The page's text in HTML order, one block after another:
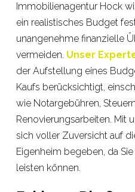
Immobilienagentur Hock
ein realistisches Budget
unangenehme finanzielle
vermeiden. Unser
der Aufstellung eines
Kaufs berücksichtigt,
wie Notargebühren,
Renovierungsarbeiten. Mit
sich voller Zuversicht auf
Eigenheim begeben, da
leisten können.